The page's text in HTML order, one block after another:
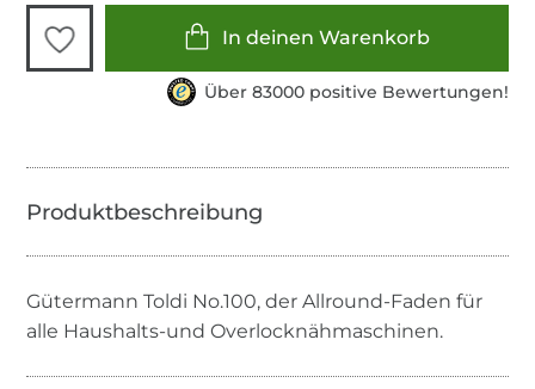
In deinen Warenkorb
Über 83000 positive Bewertungen!
Gütermann Toldi No.100, der Allround-Faden für
alle Haushalts-und Overlocknähmaschinen.